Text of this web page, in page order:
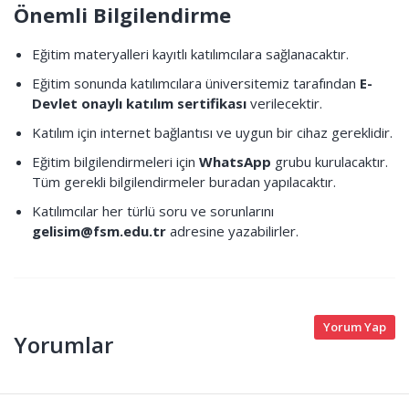
Önemli Bilgilendirme
Eğitim materyalleri kayıtlı katılımcılara sağlanacaktır.
Eğitim sonunda katılımcılara üniversitemiz tarafından E-
Devlet onaylı katılım sertifikası verilecektir.
Katılım için internet bağlantısı ve uygun bir cihaz gereklidir.
Eğitim bilgilendirmeleri için WhatsApp grubu kurulacaktır.
Tüm gerekli bilgilendirmeler buradan yapılacaktır.
Katılımcılar her türlü soru ve sorunlarını
gelisim@fsm.edu.tr adresine yazabilirler.
Yorumlar
Yorum Yap